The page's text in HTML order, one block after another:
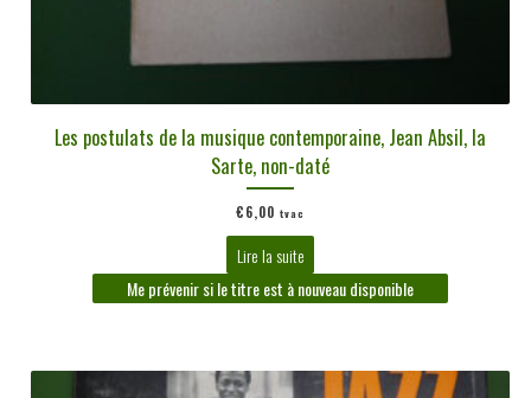
Les postulats de la musique contemporaine, Jean Absil, la
Sarte, non-daté
€6,00 tvac
Lire la suite
Me prévenir si le titre est à nouveau disponible